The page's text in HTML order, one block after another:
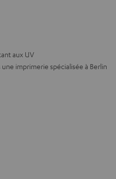
aux UV
imprimerie spécialisée à Berlin